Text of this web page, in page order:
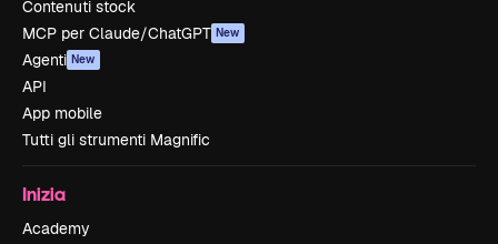
Contenuti stock
MCP per Claude/ChatGPT New
Agenti New
API
App mobile
Tutti gli strumenti Magnific
Inizia
Academy